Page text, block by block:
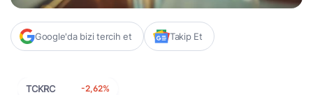
Google'da bizi tercih et Takip Et
TCKRC -2,62%